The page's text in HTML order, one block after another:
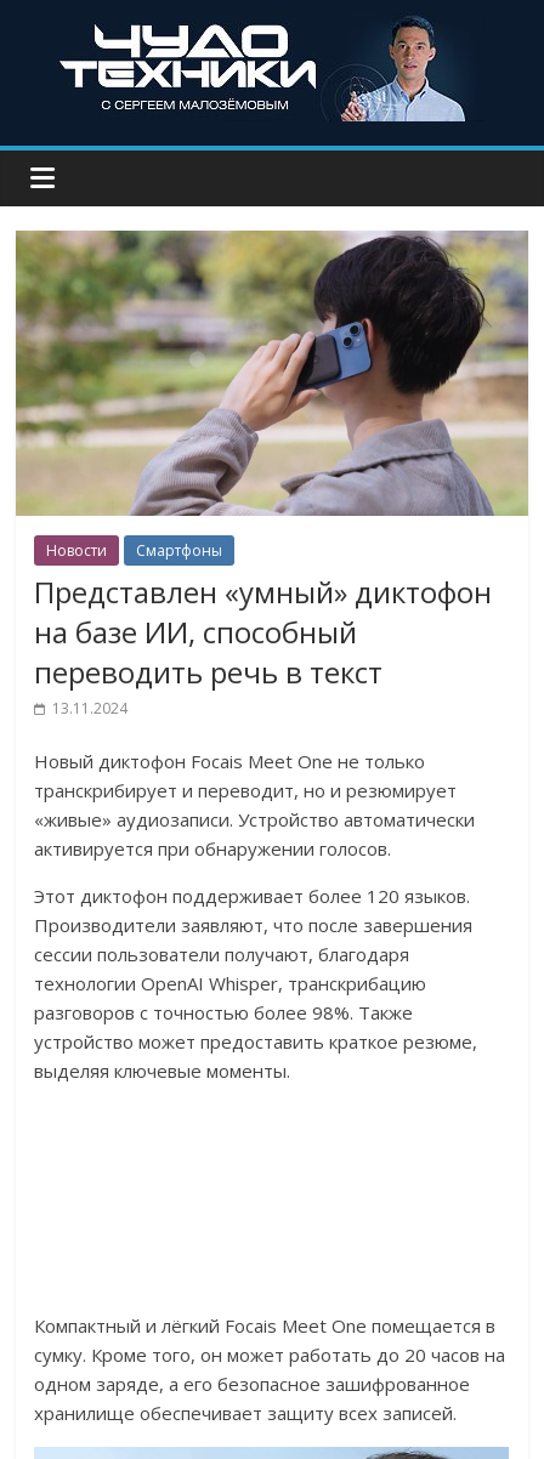
Новости Смартфоны
Представлен «умный» диктофон
на базе ИИ, способный
переводить речь в текст
13.11.2024
Новый диктофон Focais Meet One не только
транскрибирует и переводит, но и резюмирует
«живые» аудиозаписи. Устройство автоматически
активируется при обнаружении голосов.
Этот диктофон поддерживает более 120 языков.
Производители заявляют, что после завершения
сессии пользователи получают, благодаря
технологии OpenAI Whisper, транскрибацию
разговоров с точностью более 98%. Также
устройство может предоставить краткое резюме,
выделяя ключевые моменты.
Компактный и лёгкий Focais Meet One помещается в
сумку. Кроме того, он может работать до 20 часов на
одном заряде, а его безопасное зашифрованное
хранилище обеспечивает защиту всех записей.